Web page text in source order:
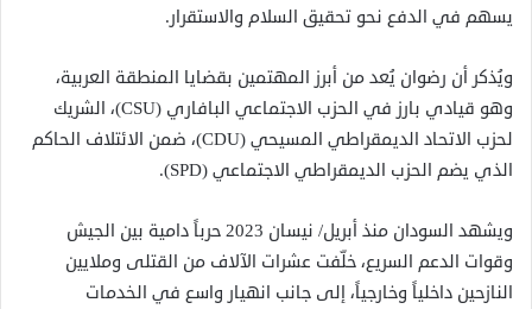
يسهم في الدفع نحو تحقيق السلام والاستقرار.
ويُذكر أن رضوان يُعد من أبرز المهتمين بقضايا المنطقة العربية،
وهو قيادي بارز في الحزب الاجتماعي البافاري (CSU)، الشريك
لحزب الاتحاد الديمقراطي المسيحي (CDU)، ضمن الائتلاف الحاكم
الذي يضم الحزب الديمقراطي الاجتماعي (SPD).
ويشهد السودان منذ أبريل/ نيسان 2023 حرباً دامية بين الجيش
وقوات الدعم السريع، خلّفت عشرات الآلاف من القتلى وملايين
النازحين داخلياً وخارجياً، إلى جانب انهيار واسع في الخدمات